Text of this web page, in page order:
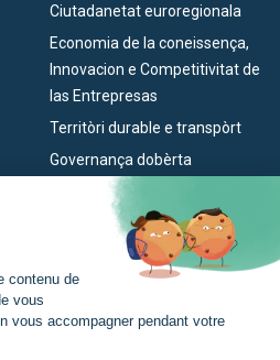
Ciutadanetat euroregionala
Economia de la coneissença,
Innovacion e Competitivitat de
las Entrepresas
Territòri durable e transpòrt
Governança dobèrta
L’Euroregion
Qu’es l’Euroregion ?
Actualitats